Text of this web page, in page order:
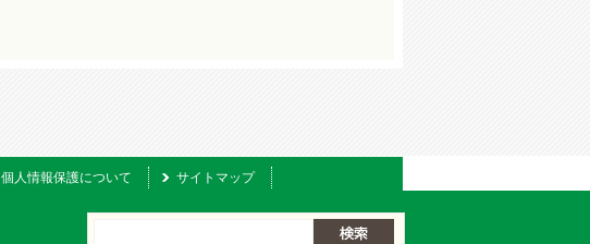
個人情報保護について サイトマップ